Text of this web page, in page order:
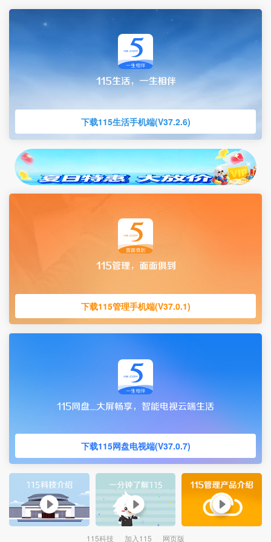
下载115生活手机端(V37.2.6)
下载115管理手机端(V37.0.1)
下载115网盘电视端(V37.0.7)
115科技 加入115 网页版